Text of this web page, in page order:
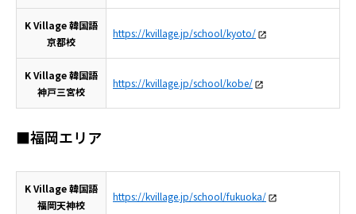
K Village 韓国語
京都校
https://kvillage.jp/school/kyoto/
K Village 韓国語
神戸三宮校
https://kvillage.jp/school/kobe/
■福岡エリア
K Village 韓国語
福岡天神校
https://kvillage.jp/school/fukuoka/